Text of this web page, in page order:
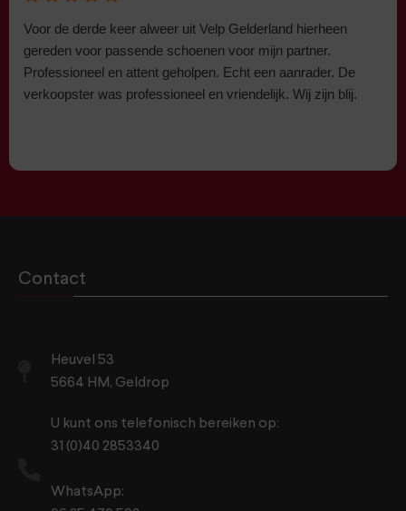
Voor de derde keer alweer uit Velp Gelderland hierheen
gereden voor passende schoenen voor mijn partner.
Professioneel en attent geholpen. Echt een aanrader. De
verkoopster was professioneel en vriendelijk. Wij zijn blij.
Contact
Heuvel 53
5664 HM, Geldrop
U kunt ons telefonisch bereiken op:
31 (0)40 2853340
WhatsApp: